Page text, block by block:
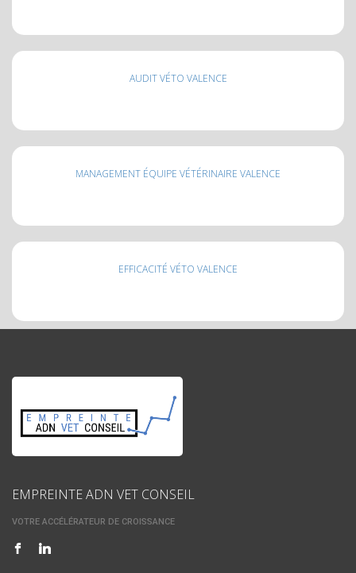
AUDIT VÉTO VALENCE
MANAGEMENT ÉQUIPE VÉTÉRINAIRE VALENCE
EFFICACITÉ VÉTO VALENCE
EMPREINTE ADN VET CONSEIL
VOTRE ACCÉLÉRATEUR DE CROISSANCE